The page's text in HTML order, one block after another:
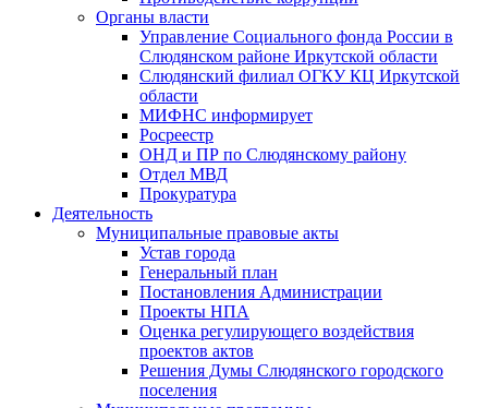
Органы власти
Управление Социального фонда России в
Слюдянском районе Иркутской области
Слюдянский филиал ОГКУ КЦ Иркутской
области
МИФНС информирует
Росреестр
ОНД и ПР по Слюдянскому району
Отдел МВД
Прокуратура
Деятельность
Муниципальные правовые акты
Устав города
Генеральный план
Постановления Администрации
Проекты НПА
Оценка регулирующего воздействия
проектов актов
Решения Думы Слюдянского городского
поселения